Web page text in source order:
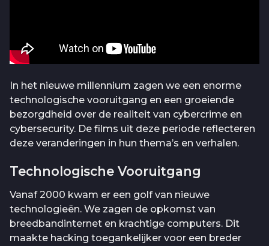
In het nieuwe millennium zagen we een enorme
technologische vooruitgang en een groeiende
bezorgdheid over de realiteit van cybercrime en
cybersecurity. De films uit deze periode reflecteren
deze veranderingen in hun thema’s en verhalen.
Technologische Vooruitgang
Vanaf 2000 kwam er een golf van nieuwe
technologieën. We zagen de opkomst van
breedbandinternet en krachtige computers. Dit
maakte hacking toegankelijker voor een breder